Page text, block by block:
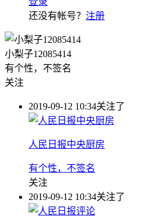
还没有帐号？ 注册
小梨子12085414
有个性，不签名
关注
2019-09-12 10:34关注了
人民日报中央厨房
有个性，不签名
关注
2019-09-12 10:34关注了